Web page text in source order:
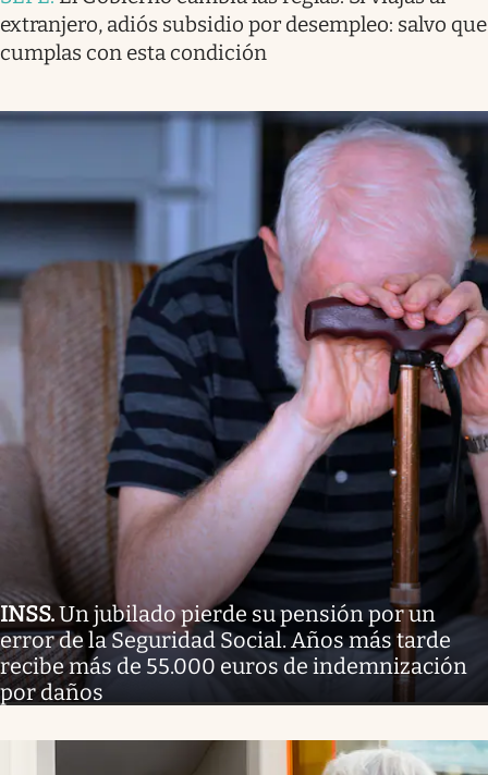
extranjero, adiós subsidio por desempleo: salvo que
cumplas con esta condición
INSS.Un jubilado pierde su pensión por un
error de la Seguridad Social. Años más tarde
recibe más de 55.000 euros de indemnización
por daños